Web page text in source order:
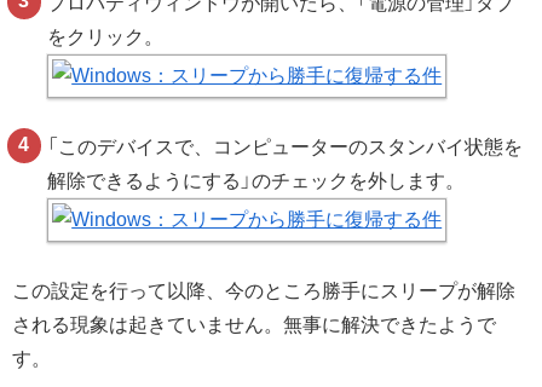
をクリック。
「このデバイスで、コンピューターのスタンバイ状態を
解除できるようにする」のチェックを外します。
この設定を行って以降、今のところ勝手にスリープが解除
される現象は起きていません。無事に解決できたようで
す。